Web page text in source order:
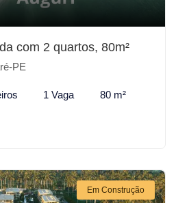
com 2 quartos, 80m²
PE
1 Vaga 80 m²
Em Construção